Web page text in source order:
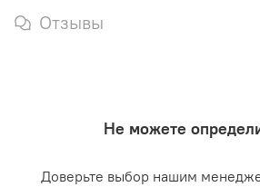
Отзывы
Не можете
Доверьте выбор нашим